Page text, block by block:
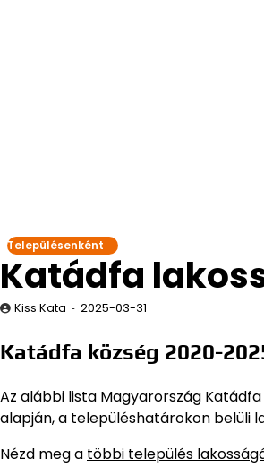
Településenként
Katádfa
Kiss Kata 2025-03-31
Katádfa község 2020-
Az alábbi lista Magyarország
alapján,a településhatárokon belüli
Nézd meg a többi település